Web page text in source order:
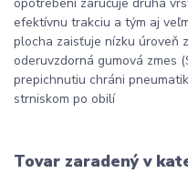
efektívnu trakciu a tým aj
plocha zaisťuje nízku úroveň
oderuvzdorná gumová zmes
prepichnutiu chráni
strniskom po obilí
Tovar zaradený v